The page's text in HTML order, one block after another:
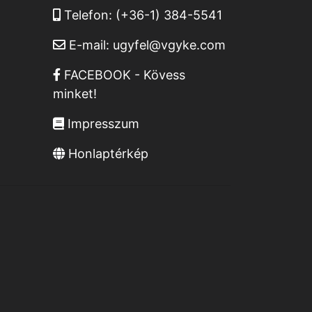
Telefon: (+36-1) 384-5541
E-mail: ugyfel@vgyke.com
FACEBOOK - Kövess
minket!
Impresszum
Honlaptérkép